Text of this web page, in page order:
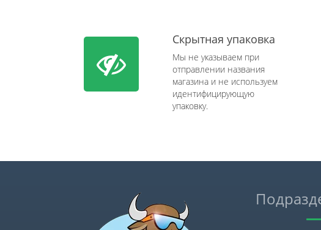
Скрытная упаковка
Мы не указываем при
отправлении названия
магазина и не используем
идентифицирующую
упаковку.